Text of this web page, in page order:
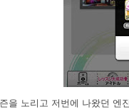
을 노리고 저번에 나왔던 엔